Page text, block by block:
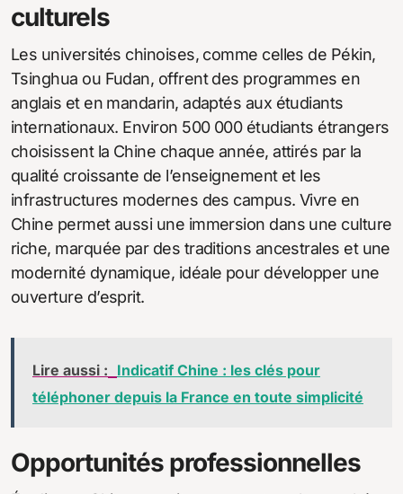
culturels
Les universités chinoises, comme celles de Pékin,
Tsinghua ou Fudan, offrent des programmes en
anglais et en mandarin, adaptés aux étudiants
internationaux. Environ 500 000 étudiants étrangers
choisissent la Chine chaque année, attirés par la
qualité croissante de l’enseignement et les
infrastructures modernes des campus. Vivre en
Chine permet aussi une immersion dans une culture
riche, marquée par des traditions ancestrales et une
modernité dynamique, idéale pour développer une
ouverture d’esprit.
Lire aussi : Indicatif Chine : les clés pour
téléphoner depuis la France en toute simplicité
Opportunités professionnelles